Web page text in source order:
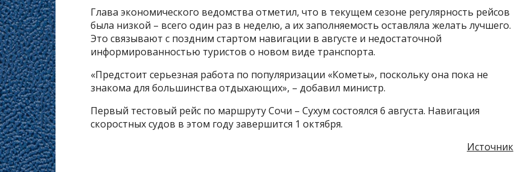
Глава экономического ведомства отметил, что в текущем сезоне регулярность рейсов
была низкой – всего один раз в неделю, а их заполняемость оставляла желать лучшего.
Это связывают с поздним стартом навигации в августе и недостаточной
информированностью туристов о новом виде транспорта.
«Предстоит серьезная работа по популяризации «Кометы», поскольку она пока не
знакома для большинства отдыхающих», – добавил министр.
Первый тестовый рейс по маршруту Сочи – Сухум состоялся 6 августа. Навигация
скоростных судов в этом году завершится 1 октября.
Источник